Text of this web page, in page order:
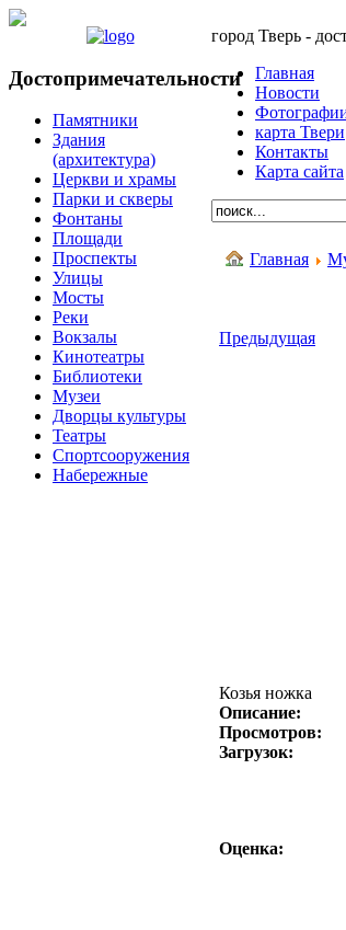
Достопримечательности
Памятники
Здания
(архитектура)
Церкви и храмы
Парки и скверы
Фонтаны
Площади
Проспекты
Улицы
Мосты
Реки
Вокзалы
Кинотеатры
Библиотеки
Музеи
Дворцы культуры
Театры
Спортсооружения
Набережные
город Тверь -
Главная
Новости
карта Твери
Контакты
Карта сайта
Главная
Предыдущая
Козья ножка
Описание:
Просмотров:
Загрузок:
Оценка: